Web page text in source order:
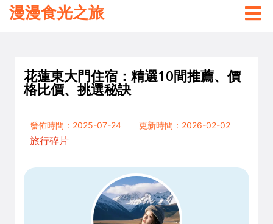
漫漫食光之旅
花蓮東大門住宿：精選10間推薦、價
格比價、挑選秘訣
發佈時間：2025-07-24
更新時間：2026-02-02
旅行碎片